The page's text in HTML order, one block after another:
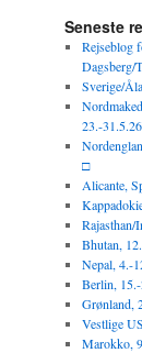
Seneste
Rejseblog
Dagsberg/
Sverige/
23.-
□
Alicante,
Rajasthan/
Bhutan,
Nepal, 4.-
Berlin,
Grønland,
Vestlige
Marokko,